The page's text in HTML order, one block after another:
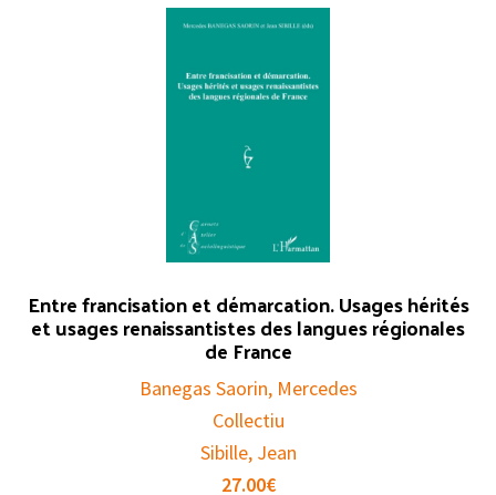
Entre francisation et démarcation. Usages hérités
et usages renaissantistes des langues régionales
de France
Banegas Saorin, Mercedes
Collectiu
Sibille, Jean
27.00€